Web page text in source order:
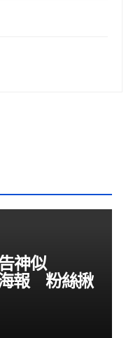
神似
報 粉絲揪